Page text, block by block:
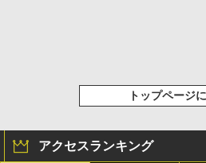
トップページ
アクセスランキング